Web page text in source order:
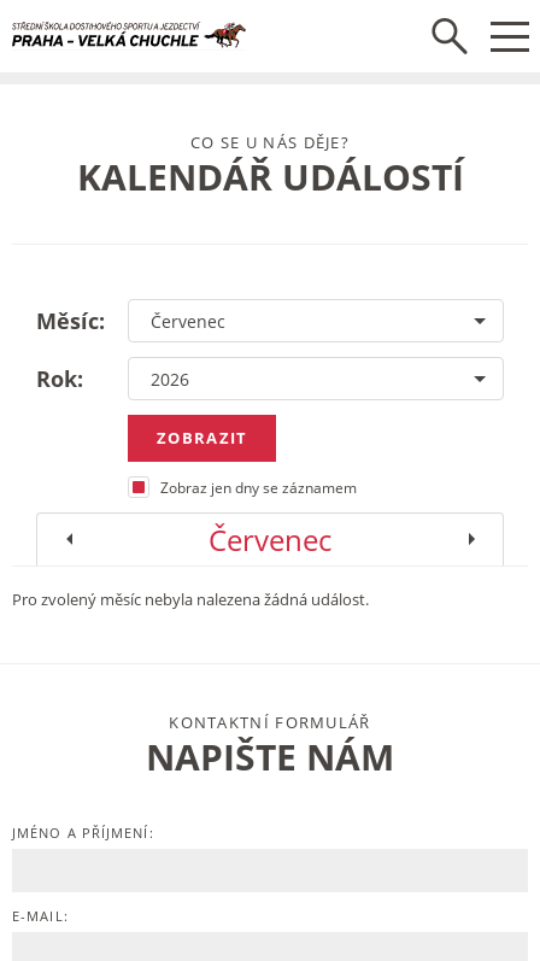
KALENDÁŘ UDÁLOSTÍ
CO SE U NÁS DĚJE?
Měsíc:
Rok:
Červenec
Zobraz jen dny se záznamem
Pro zvolený měsíc nebyla nalezena žádná událost.
NAPIŠTE NÁM
KONTAKTNÍ FORMULÁŘ
JMÉNO A PŘÍJMENÍ:
E-MAIL: